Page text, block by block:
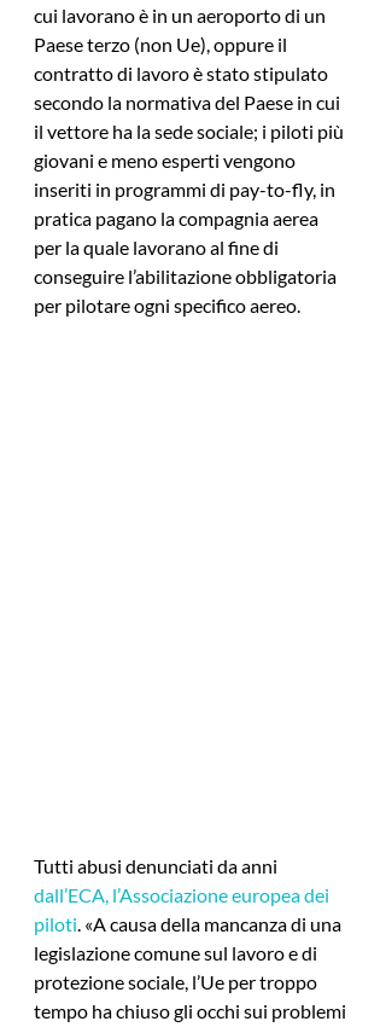
cui lavorano è in un aeroporto di un
Paese terzo (non Ue), oppure il
contratto di lavoro è stato stipulato
secondo la normativa del Paese in cui
il vettore ha la sede sociale; i piloti più
giovani e meno esperti vengono
inseriti in programmi di pay-to-fly, in
pratica pagano la compagnia aerea
per la quale lavorano al fine di
conseguire l’abilitazione obbligatoria
per pilotare ogni specifico aereo.
Tutti abusi denunciati da anni
dall’ECA, l’Associazione europea dei
piloti. «A causa della mancanza di una
legislazione comune sul lavoro e di
protezione sociale, l’Ue per troppo
tempo ha chiuso gli occhi sui problemi